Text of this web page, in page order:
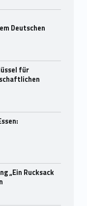
Deutschen
für
„Ein Rucksack